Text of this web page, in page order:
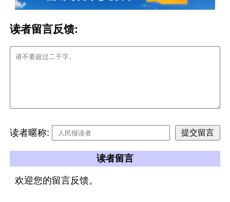
读者留言反馈:
读者暱称:
读者留言
欢迎您的留言反馈。